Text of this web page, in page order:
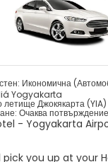
Икономична
Yogyakarta
Джокякарта (YIA)
Очаква потвърждение
- Yogyakarta
pick you up at your